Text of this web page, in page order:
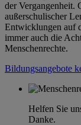
der Vergangenheit.
außerschulischer
Entwicklungen auf
immer auch die
Menschenrechte.
Bildungsangebote
Helfen Sie
Danke.